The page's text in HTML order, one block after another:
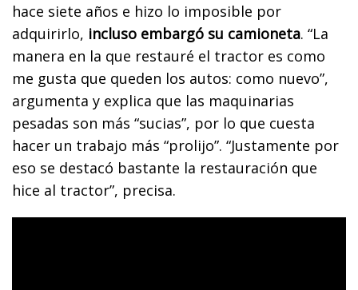
hace siete años e hizo lo imposible por
adquirirlo, incluso embargó su camioneta. “La
manera en la que restauré el tractor es como
me gusta que queden los autos: como nuevo”,
argumenta y explica que las maquinarias
pesadas son más “sucias”, por lo que cuesta
hacer un trabajo más “prolijo”. “Justamente por
eso se destacó bastante la restauración que
hice al tractor”, precisa.